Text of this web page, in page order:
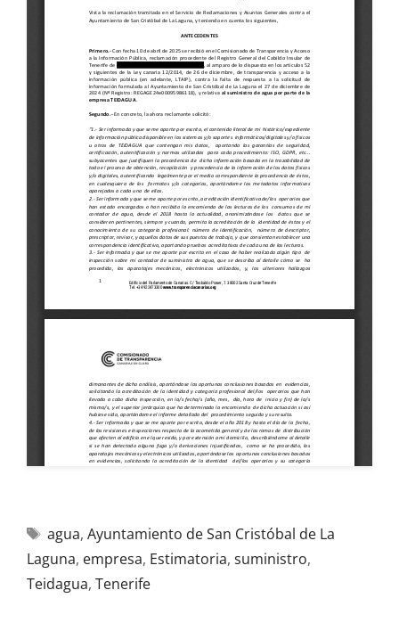
agua, Ayuntamiento de San Cristóbal de La
Laguna, empresa, Estimatoria, suministro,
Teidagua, Tenerife